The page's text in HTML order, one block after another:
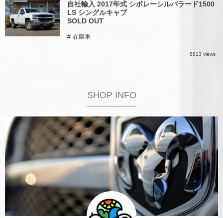
自社輸入 2017年式 シボレーシルバラード1500
LS シングルキャブ
SOLD OUT
在庫車
8813 views
SHOP INFO